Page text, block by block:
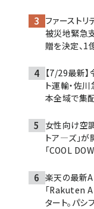
ファースト
被災地緊急
贈を決定、1
【7/29最新
ト運輸・佐
本全域で集
女性向け空
トア―ズ」が
「COOL
楽天の最新
「Rakuten
タート。パシ